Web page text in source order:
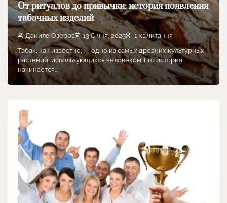
От ритуалов до привычки: история появления
табачных изделий
Данило Озеров 13 Січня, 2025
1 хв.читання
Табак, как известно, — одно из самых древних культурных
растений, использующихся человеком. Его история
начинается…